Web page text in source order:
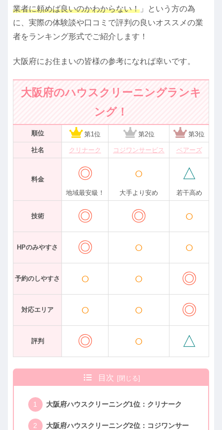
業者に頼めば良いのかわからない！ 」という方の為
に、実際の体験談や口コミで評判の良いオススメの業
者をランキング形式でご紹介します！
大阪府にお住まいの皆様の参考になれば幸いです。
大阪府のハウスクリーニングランキ
ング！
順位 第1位 第2位 第3位
社名 クリナーク コジワンサービス ベアーズ
料金 ◎
地域最安級！
○
大手より安め
△
若干高め
技術 ◎ ◎ ○
HPのみやすさ ◎ ○ ○
予約のしやすさ ○ ○ ◎
対応エリア ○ ○ ◎
評判 ◎ ○ △
目次
大阪府ハウスクリーニング1位：クリナーク
大阪府ハウスクリーニング2位：コジワンサー